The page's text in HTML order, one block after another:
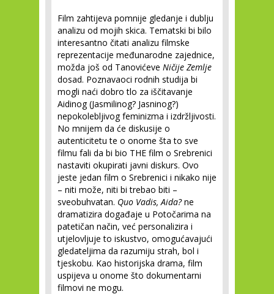
Film zahtijeva pomnije gledanje i dublju
analizu od mojih skica. Tematski bi bilo
interesantno čitati analizu filmske
reprezentacije međunarodne zajednice,
možda još od Tanovićeve Ničije Zemlje
dosad. Poznavaoci rodnih studija bi
mogli naći dobro tlo za iščitavanje
Aidinog (Jasmilinog? Jasninog?)
nepokolebljivog feminizma i izdržljivosti.
No mnijem da će diskusije o
autenticitetu te o onome šta to sve
filmu fali da bi bio THE film o Srebrenici
nastaviti okupirati javni diskurs. Ovo
jeste jedan film o Srebrenici i nikako nije
– niti može, niti bi trebao biti –
sveobuhvatan. Quo Vadis, Aida?ne
dramatizira događaje u Potočarima na
patetičan način, već personalizira i
utjelovljuje to iskustvo, omogućavajući
gledateljima da razumiju strah, bol i
tjeskobu. Kao historijska drama, film
uspijeva u onome što dokumentarni
filmovi ne mogu.